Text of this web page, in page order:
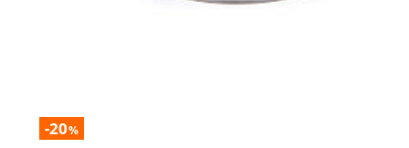
-20%